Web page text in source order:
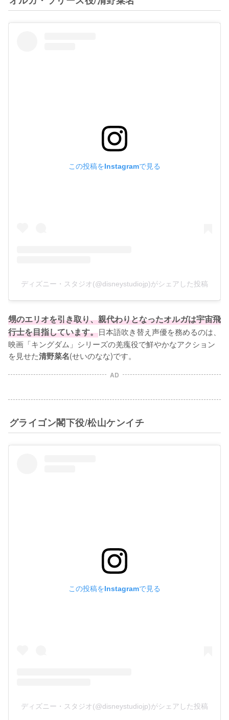
この投稿をInstagramで見る
ディズニー・スタジオ(@disneystudiojp)がシェアした投稿
甥のエリオを引き取り、親代わりとなったオルガは宇宙飛
行士を目指しています。日本語吹き替え声優を務めるのは、
映画「キングダム」シリーズの羌瘣役で鮮やかなアクション
を見せた清野菜名(せいのなな)です。
AD
グライゴン閣下役/松山ケンイチ
この投稿をInstagramで見る
ディズニー・スタジオ(@disneystudiojp)がシェアした投稿